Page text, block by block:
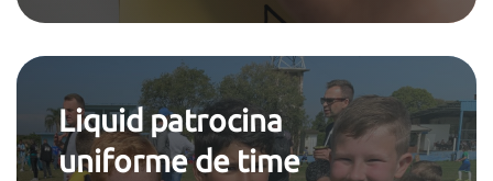
Liquid patrocina
uniforme de time